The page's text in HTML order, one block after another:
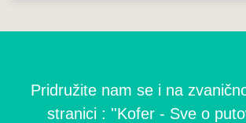
Pridružite nam se i na
stranici : ''Kofer - Sve o